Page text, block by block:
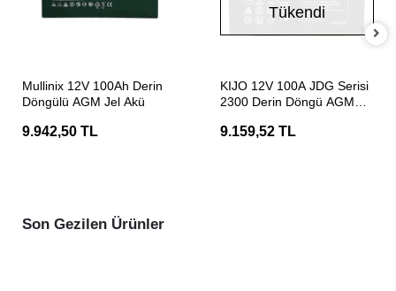
Mullinix 12V 100Ah Derin
Döngülü AGM Jel Akü
9.942,50 TL
Tükendi
KIJO 12V 100A JDG Serisi
2300 Derin Döngü AGM
9.159,52 TL
Son Gezilen Ürünler